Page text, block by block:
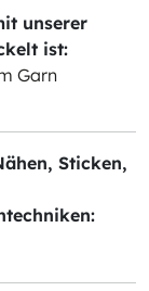
unserer
ist:
Garn
Sticken,